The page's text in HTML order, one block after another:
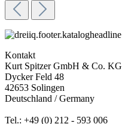
Kontakt
Kurt Spitzer GmbH & Co. KG
Dycker Feld 48
42653 Solingen
Deutschland / Germany
Tel.: +49 (0) 212 - 593 006